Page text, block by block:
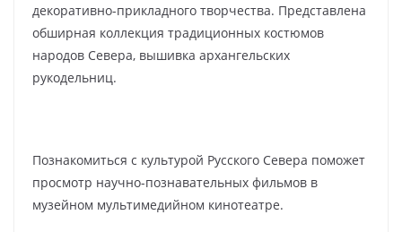
декоративно-прикладного творчества. Представлена
обширная коллекция традиционных костюмов
народов Севера, вышивка архангельских
рукодельниц.
Познакомиться с культурой Русского Севера поможет
просмотр научно-познавательных фильмов в
музейном мультимедийном кинотеатре.